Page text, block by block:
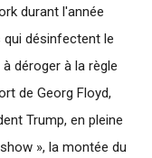
durant l'année
qui désinfectent le
déroger à la règle
de Georg Floyd,
Trump, en pleine
», la montée du